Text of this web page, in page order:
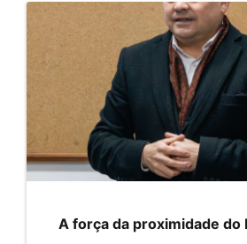
A força da proximidade do